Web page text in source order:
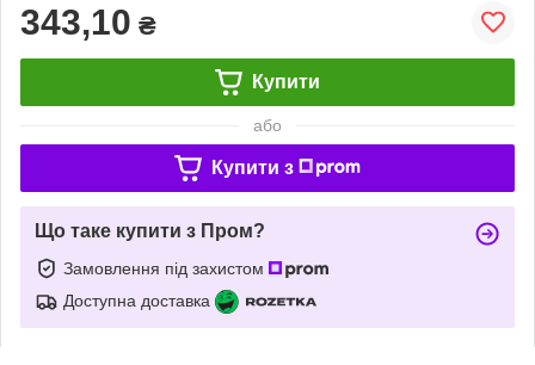
343,10 ₴
Купити
або
Купити з
Що таке купити з Пром?
Замовлення під захистом
Доступна доставка